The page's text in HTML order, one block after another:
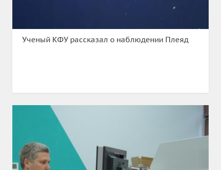
Ученый КФУ рассказал о наблюдении Плеяд